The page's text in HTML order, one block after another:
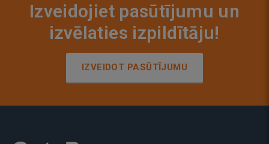
Izveidojiet pasūtījumu un
izvēlaties izpildītāju!
IZVEIDOT PASŪTĪJUMU